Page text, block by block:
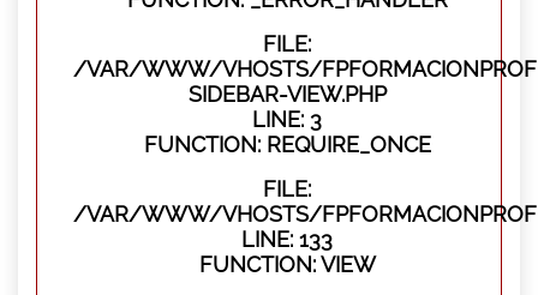
FILE:
/VAR/WWW/VHOSTS/
SIDEBAR-VIEW.PHP
LINE: 3
FUNCTION: REQUIRE_ONCE
FILE:
/VAR/WWW/VHOSTS/
LINE: 133
FUNCTION: VIEW